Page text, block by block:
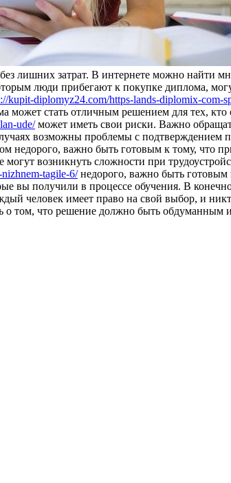
лишних затрат. В интернете можно найти
люди прибегают к покупке диплома,
kupit-diplomyz24.com/https-lands-diplomix-com-
стать отличным решением для тех,
ude/может иметь свои риски. Важно
возможны проблемы с подтверждением
недорого, важно быть готовым к тому, что
возникнуть сложности при
tagile-6/недорого, важно быть готовым
вы получили в процессе обучения. В
человек имеет право на свой выбор, и
о том, что решение должно быть обдуманным